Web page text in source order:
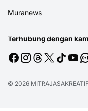
Muranews
Terhubung dengan
© 2026 MITRAJASAKREATIF